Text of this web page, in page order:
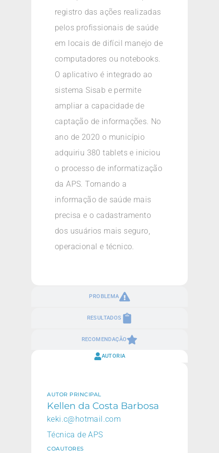
PROBLEMA
RESULTADOS
RECOMENDAÇÃO
registro das ações realizadas
pelos profissionais de saúde
em locais de difícil manejo de
computadores ou notebooks.
O aplicativo é integrado ao
sistema Sisab e permite
ampliar a capacidade de
captação de informações. No
ano de 2020 o município
adquiriu 380 tablets e iniciou
o processo de informatização
da APS. Tornando a
informação de saúde mais
precisa e o cadastramento
dos usuários mais seguro,
operacional e técnico.
AUTORIA
AUTOR PRINCIPAL
Kellen da Costa Barbosa
keki.c@hotmail.com
Técnica de APS
COAUTORES